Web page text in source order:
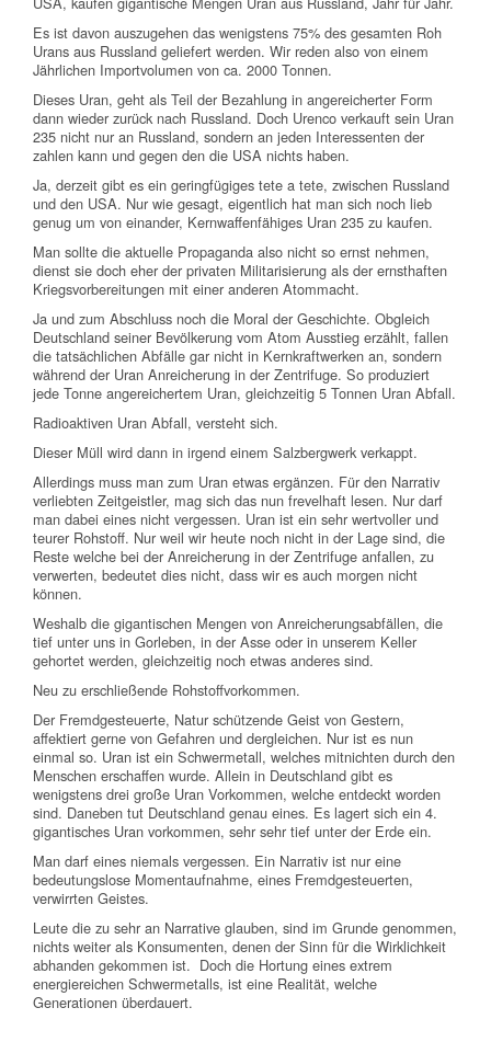
Es ist davon auszugehen das wenigstens 75% des gesamten Roh
Urans aus Russland geliefert werden. Wir reden also von einem
Jährlichen Importvolumen von ca. 2000 Tonnen.
Dieses Uran, geht als Teil der Bezahlung in angereicherter Form
dann wieder zurück nach Russland. Doch Urenco verkauft sein Uran
235 nicht nur an Russland, sondern an jeden Interessenten der
zahlen kann und gegen den die USA nichts haben.
Ja, derzeit gibt es ein geringfügiges tete a tete, zwischen Russland
und den USA. Nur wie gesagt, eigentlich hat man sich noch lieb
genug um von einander, Kernwaffenfähiges Uran 235 zu kaufen.
Man sollte die aktuelle Propaganda also nicht so ernst nehmen,
dienst sie doch eher der privaten Militarisierung als der ernsthaften
Kriegsvorbereitungen mit einer anderen Atommacht.
Ja und zum Abschluss noch die Moral der Geschichte. Obgleich
Deutschland seiner Bevölkerung vom Atom Ausstieg erzählt, fallen
die tatsächlichen Abfälle gar nicht in Kernkraftwerken an, sondern
während der Uran Anreicherung in der Zentrifuge. So produziert
jede Tonne angereichertem Uran, gleichzeitig 5 Tonnen Uran Abfall.
Radioaktiven Uran Abfall, versteht sich.
Dieser Müll wird dann in irgend einem Salzbergwerk verkappt.
Allerdings muss man zum Uran etwas ergänzen. Für den Narrativ
verliebten Zeitgeistler, mag sich das nun frevelhaft lesen. Nur darf
man dabei eines nicht vergessen. Uran ist ein sehr wertvoller und
teurer Rohstoff. Nur weil wir heute noch nicht in der Lage sind, die
Reste welche bei der Anreicherung in der Zentrifuge anfallen, zu
verwerten, bedeutet dies nicht, dass wir es auch morgen nicht
können.
Weshalb die gigantischen Mengen von Anreicherungsabfällen, die
tief unter uns in Gorleben, in der Asse oder in unserem Keller
gehortet werden, gleichzeitig noch etwas anderes sind.
Neu zu erschließende Rohstoffvorkommen.
Der Fremdgesteuerte, Natur schützende Geist von Gestern,
affektiert gerne von Gefahren und dergleichen. Nur ist es nun
einmal so. Uran ist ein Schwermetall, welches mitnichten durch den
Menschen erschaffen wurde. Allein in Deutschland gibt es
wenigstens drei große Uran Vorkommen, welche entdeckt worden
sind. Daneben tut Deutschland genau eines. Es lagert sich ein 4.
gigantisches Uran vorkommen, sehr sehr tief unter der Erde ein.
Man darf eines niemals vergessen. Ein Narrativ ist nur eine
bedeutungslose Momentaufnahme, eines Fremdgesteuerten,
verwirrten Geistes.
Leute die zu sehr an Narrative glauben, sind im Grunde genommen,
nichts weiter als Konsumenten, denen der Sinn für die Wirklichkeit
abhanden gekommen ist. Doch die Hortung eines extrem
energiereichen Schwermetalls, ist eine Realität, welche
Generationen überdauert.